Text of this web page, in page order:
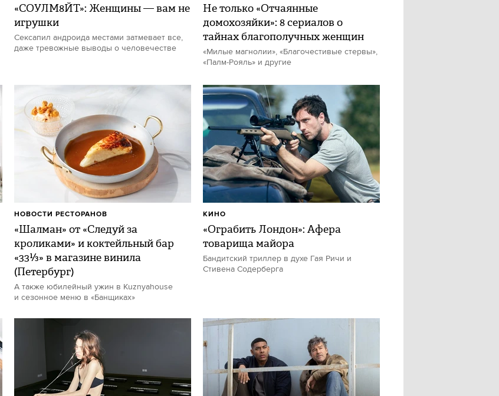
«СОУЛМ8ЙТ»: Женщины — вам не
игрушки
Сексапил андроида местами затмевает все,
даже тревожные выводы о человечестве
Не только «Отчаянные
домохозяйки»: 8 сериалов о
тайнах благополучных женщин
«Милые магнолии», «Благочестивые стервы»,
«Палм-Рояль» и другие
«Шалман» от «Следуй за
кроликами» и коктейльный бар
«33⅓» в магазине винила
(Петербург)
А также юбилейный ужин в Kuznyahouse
и сезонное меню в «Банщиках»
НОВОСТИ РЕСТОРАНОВ
«Ограбить Лондон»: Афера
товарища майора
Бандитский триллер в духе Гая Ричи и
Стивена Содерберга
КИНО